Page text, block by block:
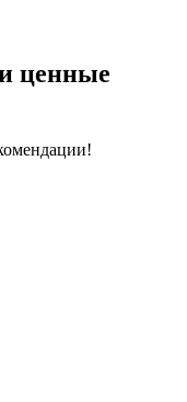
ценные